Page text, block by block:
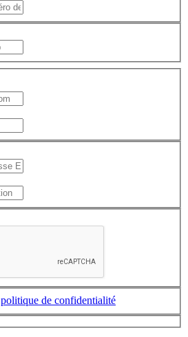
politique de confidentialité